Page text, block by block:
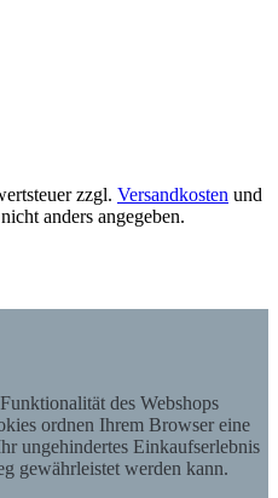
zzgl. Versandkosten und
anders angegeben.
des Webshops
ordnen Ihrem Browser eine
ungehindertes Einkaufserlebnis
gewährleistet werden kann.